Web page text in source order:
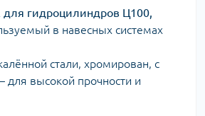
для гидроцилиндров Ц100,
в навесных системах
стали, хромирован, с
для высокой прочности и